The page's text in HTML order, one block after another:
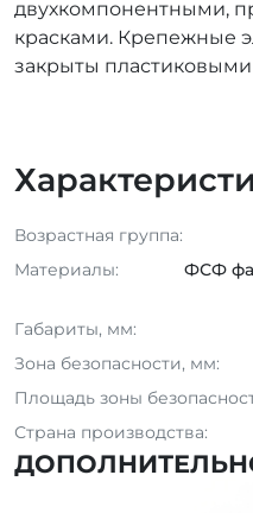
двухкомпонентными,
красками. Крепежные
закрыты
Возрастная группа:
Материалы:
ФСФ
Габариты, мм:
Зона безопасности, мм:
Площадь зоны
Страна производства: